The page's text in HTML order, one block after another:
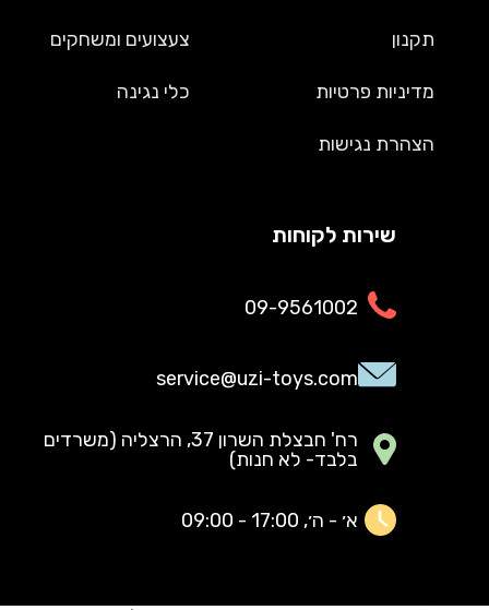
תקנון
מדיניות פרטיות
הצהרת נגישות
צעצועים ומשחקים
כלי נגינה
שירות לקוחות
09-9561002
service@uzi-toys.com
רח' חבצלת השרון 37, הרצליה (משרדים
בלבד- לא חנות)
א׳ - ה׳, 17:00 - 09:00